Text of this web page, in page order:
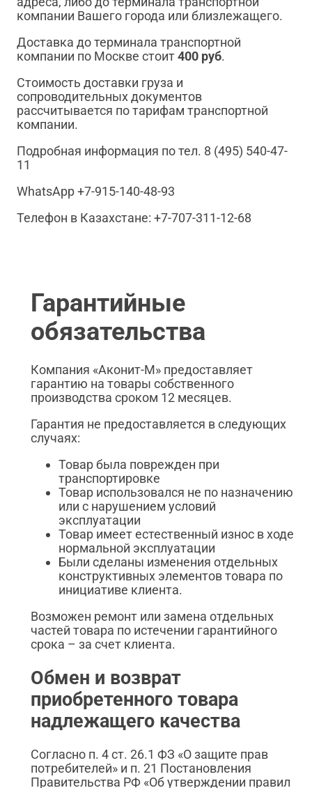
компании Вашего города или близлежащего.
Доставка до терминала транспортной
компании по Москве стоит400 руб.
Стоимость доставки груза и
сопроводительных документов
рассчитывается по тарифам транспортной
компании.
Подробная информация по тел. 8 (495) 540-47-
11
WhatsApp +7-915-140-48-93
Телефон в Казахстане: +7-707-311-12-68
Гарантийные
обязательства
Компания «Аконит-М» предоставляет
гарантию на товары собственного
производства сроком 12 месяцев.
Гарантия не предоставляется в следующих
случаях:
Товар была поврежден при
транспортировке
Товар использовался не по назначению
или с нарушением условий
эксплуатации
Товар имеет естественный износ в ходе
нормальной эксплуатации
Были сделаны изменения отдельных
конструктивных элементов товара по
инициативе клиента.
Возможен ремонт или замена отдельных
частей товара по истечении гарантийного
срока – за счет клиента.
Обмен и возврат
приобретенного товара
надлежащего качества
Согласно п. 4 ст. 26.1 ФЗ «О защите прав
потребителей» и п. 21 Постановления
Правительства РФ «Об утверждении правил